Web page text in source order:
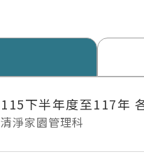
115下半年度至117年
清淨家園管理科